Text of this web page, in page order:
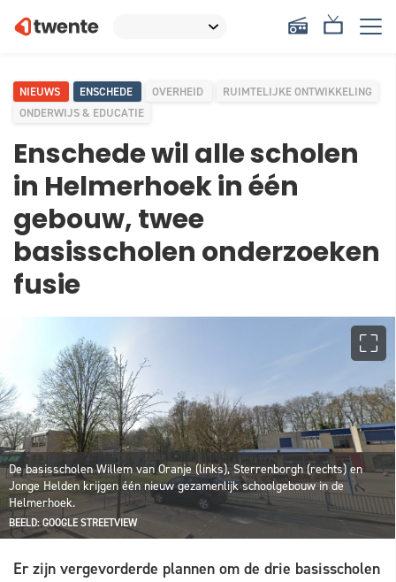
NIEUWS ENSCHEDE OVERHEID
RUIMTELIJKE ONTWIKKELING
ONDERWIJS & EDUCATIE
Enschede wil alle scholen
in Helmerhoek in één
gebouw, twee
basisscholen onderzoeken
fusie
De basisscholen Willem van Oranje (links), Sterrenborgh (rechts) en
Jonge Helden krijgen één nieuw gezamenlijk schoolgebouw in de
Helmerhoek.
BEELD: GOOGLE STREETVIEW
Er zijn vergevorderde plannen om de drie basisscholen